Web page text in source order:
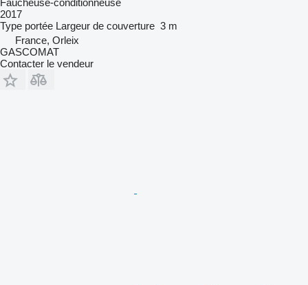
Faucheuse-conditionneuse
2017
Type portée Largeur de couverture 3 m
France, Orleix
GASCOMAT
Contacter le vendeur